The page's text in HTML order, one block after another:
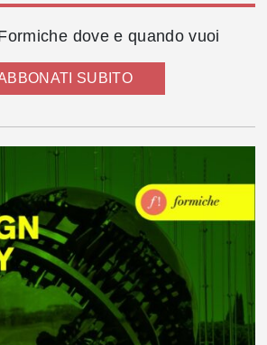
dove e quando vuoi
SUBITO